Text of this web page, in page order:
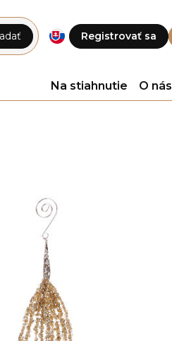
Registrovať sa
Na stiahnutie O nás